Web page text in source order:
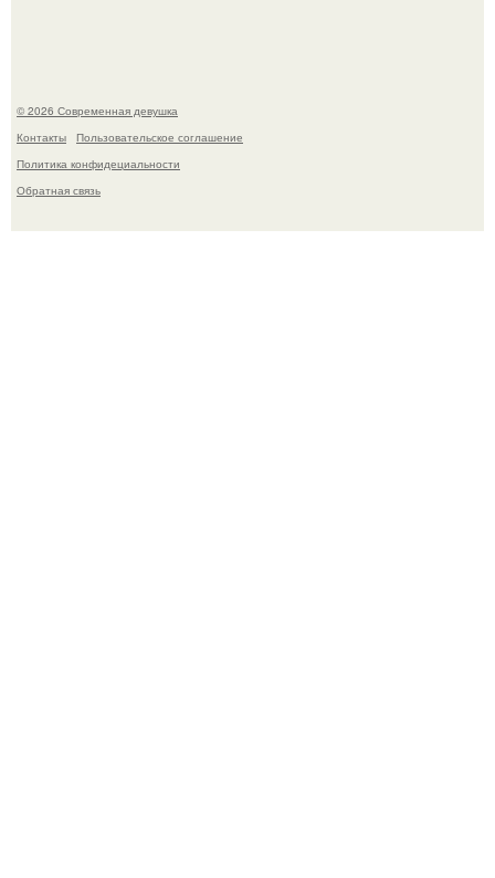
© 2026 Современная девушка
Контакты
Пользовательское соглашение
Политика конфидециальности
Обратная связь